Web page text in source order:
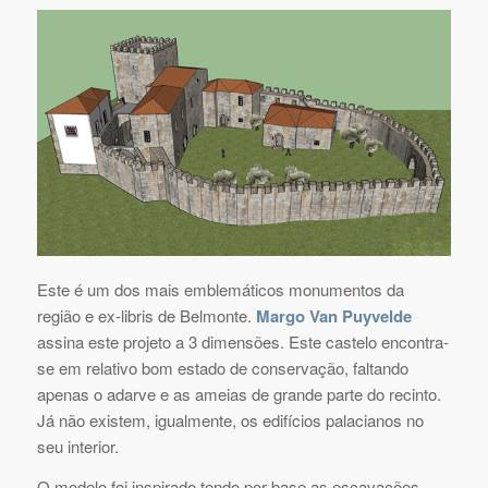
Este é um dos mais emblemáticos monumentos da
região e ex-libris de Belmonte. Margo Van Puyvelde
assina este projeto a 3 dimensões. Este castelo encontra-
se em relativo bom estado de conservação, faltando
apenas o adarve e as ameias de grande parte do recinto.
Já não existem, igualmente, os edifícios palacianos no
seu interior.